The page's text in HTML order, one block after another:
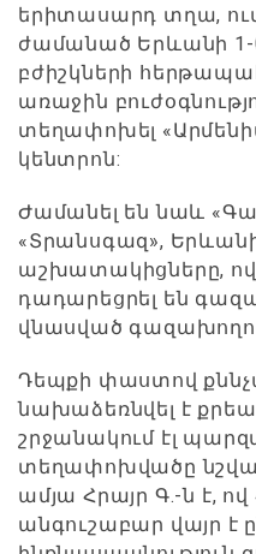
երիտասարդ տղա,
ժամանած Երևանի 1-
բժիշկների
առաջին
տեղափոխել
կենտրոն:
Ժամանել են նաև
«Տրանսգազ»,
աշխատակիցները,
դադարեցրել են
վնասված
Դեպքի փաստով
նախաձեռնվել է
շրջանակում էլ
տեղափոխվածը
ամյա Հրայր Գ.-ն է,
անգուշաբար վայր է